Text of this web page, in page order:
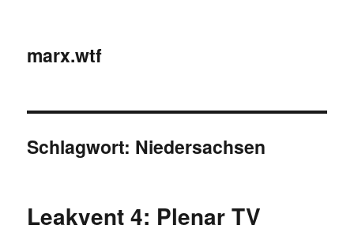
marx.wtf
Schlagwort: Niedersachsen
Leakvent 4: Plenar TV